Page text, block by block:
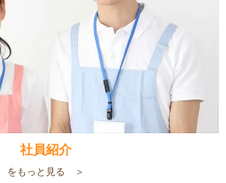
社員紹介
をもっと見る ＞